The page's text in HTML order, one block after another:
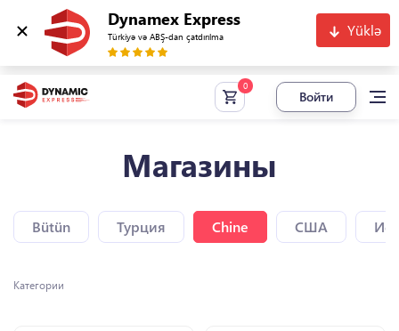
Dynamex Express
Türkiyə və ABŞ-dan çatdırılma Yüklə
Войти
Магазины
Bütün Турция Chine США
Категории